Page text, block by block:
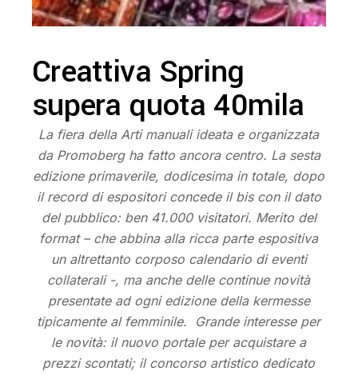
Creattiva Spring
supera quota 40mila
La fiera della Arti manuali ideata e organizzata
da Promoberg ha fatto ancora centro. La sesta
edizione primaverile, dodicesima in totale, dopo
il record di espositori concede il bis con il dato
del pubblico: ben 41.000 visitatori. Merito del
format – che abbina alla ricca parte espositiva
un altrettanto corposo calendario di eventi
collaterali -, ma anche delle continue novità
presentate ad ogni edizione della kermesse
tipicamente al femminile. Grande interesse per
le novità: ilnuovo portale per acquistare a
prezzi scontati; il concorso artistico dedicato